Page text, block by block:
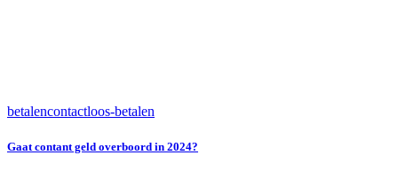
betalencontactloos-betalen
Gaat contant geld overboord in 2024?